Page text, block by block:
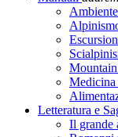
Ambiente
Medicina
Letteratura e
Il grande